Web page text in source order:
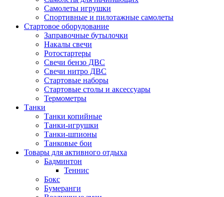
Самолеты игрушки
Спортивные и пилотажные самолеты
Стартовое оборудование
Заправочные бутылочки
Накалы свечи
Ротостартеры
Свечи бензо ДВС
Свечи нитро ДВС
Стартовые наборы
Стартовые столы и аксессуары
Термометры
Танки
Танки копийные
Танки-игрушки
Танки-шпионы
Танковые бои
Товары для активного отдыха
Бадминтон
Теннис
Бокс
Бумеранги